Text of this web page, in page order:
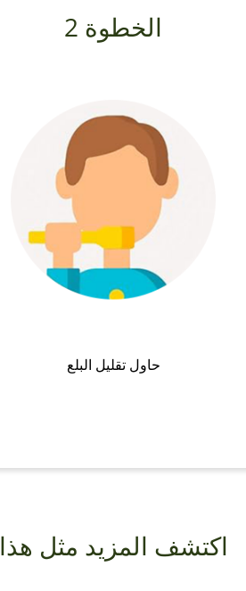
الخطوة 2
حاول تقليل البلع
اكتشف المزيد مثل هذا